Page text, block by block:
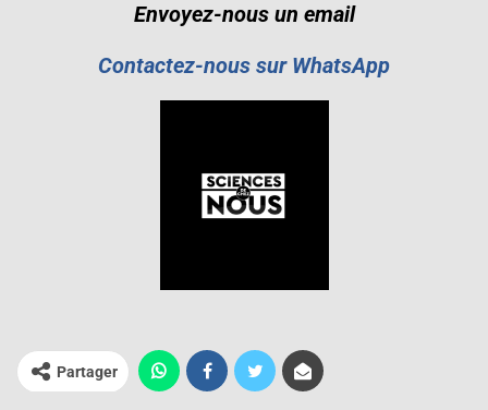
Envoyez-nous un email
Contactez-nous sur WhatsApp
Partager